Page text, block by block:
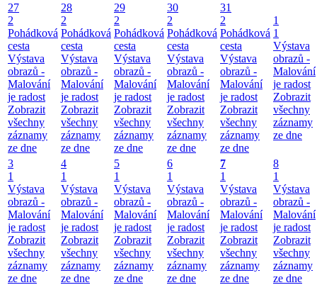
27
2
Pohádková
cesta
Výstava
obrazů -
Malování
je radost
Zobrazit
všechny
záznamy
ze dne
28
2
Pohádková
cesta
Výstava
obrazů -
Malování
je radost
Zobrazit
všechny
záznamy
ze dne
29
2
Pohádková
cesta
Výstava
obrazů -
Malování
je radost
Zobrazit
všechny
záznamy
ze dne
30
2
Pohádková
cesta
Výstava
obrazů -
Malování
je radost
Zobrazit
všechny
záznamy
ze dne
31
2
Pohádková
cesta
Výstava
obrazů -
Malování
je radost
Zobrazit
všechny
záznamy
ze dne
1
1
Výstava
obrazů -
Malování
je radost
Zobrazit
všechny
záznamy
ze dne
3
1
Výstava
obrazů -
Malování
je radost
Zobrazit
všechny
záznamy
ze dne
4
1
Výstava
obrazů -
Malování
je radost
Zobrazit
všechny
záznamy
ze dne
5
1
Výstava
obrazů -
Malování
je radost
Zobrazit
všechny
záznamy
ze dne
6
1
Výstava
obrazů -
Malování
je radost
Zobrazit
všechny
záznamy
ze dne
7
1
Výstava
obrazů -
Malování
je radost
Zobrazit
všechny
záznamy
ze dne
8
1
Výstava
obrazů -
Malování
je radost
Zobrazit
všechny
záznamy
ze dne